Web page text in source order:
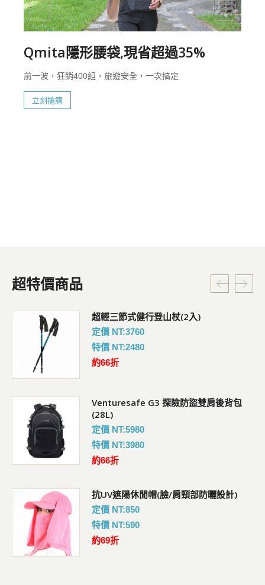
Qmita隱形腰袋,現省超過35%
前一波，狂銷400組，旅遊安全，一次搞定
立刻搶購
超特價商品
超輕三節式健行登山杖(2入)
定價 NT:3760
特價 NT:2480
約66折
Venturesafe G3 探險防盜雙肩後背包
(28L)
定價 NT:5980
特價 NT:3980
約66折
抗UV遮陽休閒帽(臉/肩頸部防曬設計)
定價 NT:850
特價 NT:590
約69折